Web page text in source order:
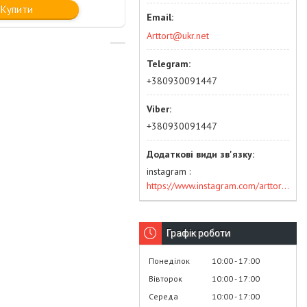
Купити
Arttort@ukr.net
+380930091447
+380930091447
instagram
https://www.instagram.com/arttort.com.ua/
Графік роботи
Понеділок 10:00 17:00
Вівторок
10:00 17:00
Середа
10:00 17:00